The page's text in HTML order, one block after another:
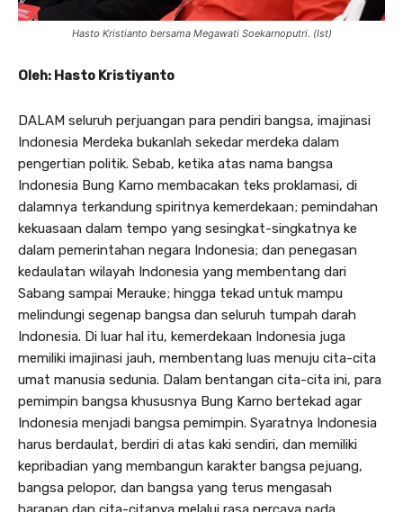
Hasto Kristianto bersama Megawati Soekarnoputri. (Ist)
Oleh: Hasto Kristiyanto
DALAM seluruh perjuangan para pendiri bangsa, imajinasi
Indonesia Merdeka bukanlah sekedar merdeka dalam
pengertian politik. Sebab, ketika atas nama bangsa
Indonesia Bung Karno membacakan teks proklamasi, di
dalamnya terkandung spiritnya kemerdekaan; pemindahan
kekuasaan dalam tempo yang sesingkat-singkatnya ke
dalam pemerintahan negara Indonesia; dan penegasan
kedaulatan wilayah Indonesia yang membentang dari
Sabang sampai Merauke; hingga tekad untuk mampu
melindungi segenap bangsa dan seluruh tumpah darah
Indonesia. Di luar hal itu, kemerdekaan Indonesia juga
memiliki imajinasi jauh, membentang luas menuju cita-cita
umat manusia sedunia. Dalam bentangan cita-cita ini, para
pemimpin bangsa khususnya Bung Karno bertekad agar
Indonesia menjadi bangsa pemimpin. Syaratnya Indonesia
harus berdaulat, berdiri di atas kaki sendiri, dan memiliki
kepribadian yang membangun karakter bangsa pejuang,
bangsa pelopor, dan bangsa yang terus mengasah